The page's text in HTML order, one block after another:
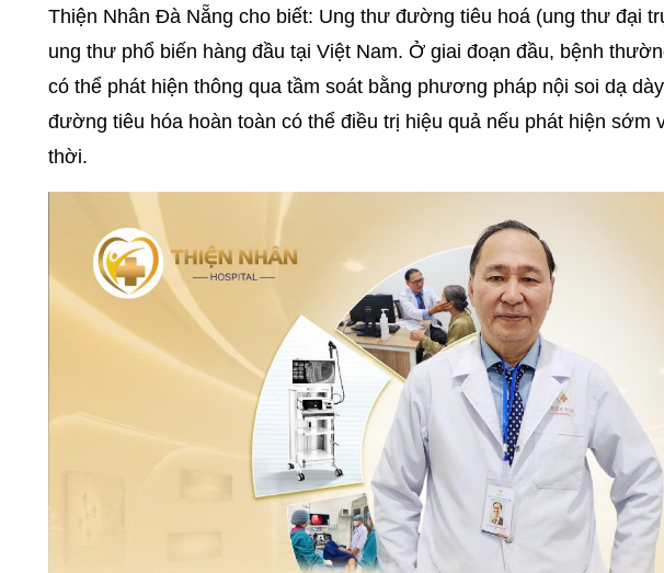
Thiện Nhân Đà Nẵng cho biết: Ung thư đường tiêu hoá (ung thư đại
ung thư phổ biến hàng đầu tại Việt Nam. Ở giai đoạn đầu, bệnh
có thể phát hiện thông qua tầm soát bằng phương pháp nội soi dạ
đường tiêu hóa hoàn toàn có thể điều trị hiệu quả nếu phát hiện
thời.